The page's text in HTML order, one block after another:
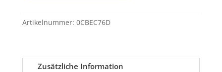
Powerbank
Menge
Artikelnummer: 0CBEC76D
Zusätzliche Information